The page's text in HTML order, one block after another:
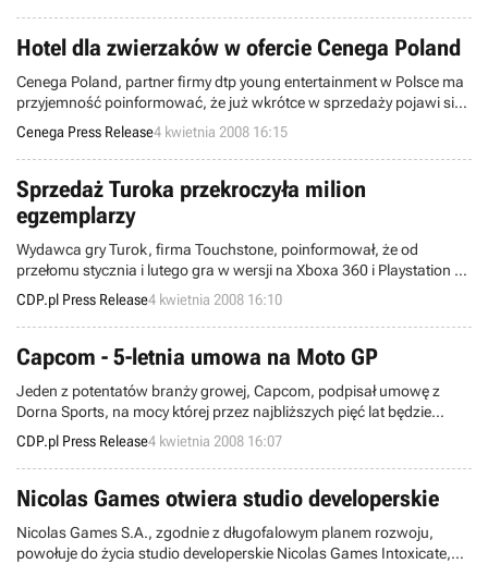
Hotel dla zwierzaków w ofercie Cenega Poland
Cenega Poland, partner firmy dtp young entertainment w Polsce ma
przyjemność poinformować, że już wkrótce w sprzedaży pojawi się
doskonały tytuł dla dzieci i całych rodzin-Hotel dla zwierzaków.
Cenega Press Release4 kwietnia 2008 16:15
Sprzedaż Turoka przekroczyła milion
egzemplarzy
Wydawca gry Turok, firma Touchstone, poinformował, że od
przełomu stycznia i lutego gra w wersji na Xboxa 360 i Playstation 3
sprzedała się w ponad milionie egzemplarzy. Dodatkowo od 27
marca dostępny jest dodatek Velociraptor Pack. Zawiera on pięć
nowych map multiplayer. W Polsce gra Turok na PC będzie miała
premierę 24 kwietnia.
CDP.pl Press Release4 kwietnia 2008 16:10
Capcom - 5-letnia umowa na Moto GP
Jeden z potentatów branży growej, Capcom, podpisał umowę z
Dorna Sports, na mocy której przez najbliższych pięć lat będzie
posiadać prawa do gier opartych na licencji Motocyklowych
Mistrzostwach Świata MotoGP. Licencja dotyczy wszystkich
platform.
CDP.pl Press Release4 kwietnia 2008 16:07
Nicolas Games otwiera studio developerskie
Nicolas Games S.A., zgodnie z długofalowym planem rozwoju,
powołuje do życia studio developerskie Nicolas Games Intoxicate,